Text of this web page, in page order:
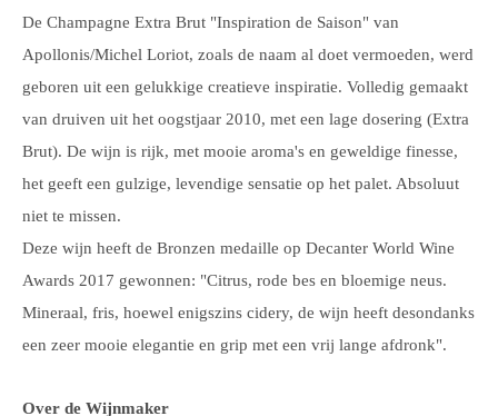
De Champagne Extra Brut "Inspiration de Saison" van
Apollonis/Michel Loriot, zoals de naam al doet vermoeden, werd
geboren uit een gelukkige creatieve inspiratie. Volledig gemaakt
van druiven uit het oogstjaar 2010, met een lage dosering (Extra
Brut). De wijn is rijk, met mooie aroma's en geweldige finesse,
het geeft een gulzige, levendige sensatie op het palet. Absoluut
niet te missen.
Deze wijn heeft de Bronzen medaille op Decanter World Wine
Awards 2017 gewonnen: "Citrus, rode bes en bloemige neus.
Mineraal, fris, hoewel enigszins cidery, de wijn heeft desondanks
een zeer mooie elegantie en grip met een vrij lange afdronk".
Over de Wijnmaker